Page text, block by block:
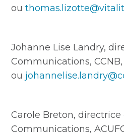
ou
Johanne Lise Landry,
Communications,
ou
Carole Breton, directrice
Communications,